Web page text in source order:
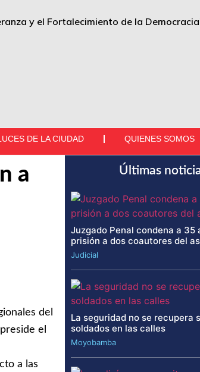
y el Fortalecimiento de la
DE LA CIUDAD QUIENES SOMOS
a
del
el
a las
Últimas
Juzgado Penal condena a 35
prisión a dos coautores del
Judicial
La seguridad no se recupera
soldados en las calles
Moyobamba